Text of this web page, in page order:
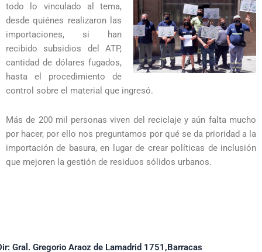
todo lo vinculado al tema,
desde quiénes realizaron las
importaciones, si han
recibido subsidios del ATP,
cantidad de dólares fugados,
hasta el procedimiento de
control sobre el material que ingresó.
Más de 200 mil personas viven del reciclaje y aún falta mucho
por hacer, por ello nos preguntamos por qué se da prioridad a la
importación de basura, en lugar de crear políticas de inclusión
que mejoren la gestión de residuos sólidos urbanos.
Gral. Gregorio Araoz de Lamadrid 1751,Barracas